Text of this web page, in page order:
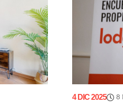
4 DIC 2025 8